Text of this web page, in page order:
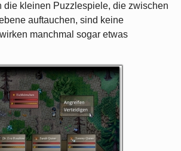
die kleinen Puzzlespiele, die zwischen
auftauchen, sind keine
manchmal sogar etwas